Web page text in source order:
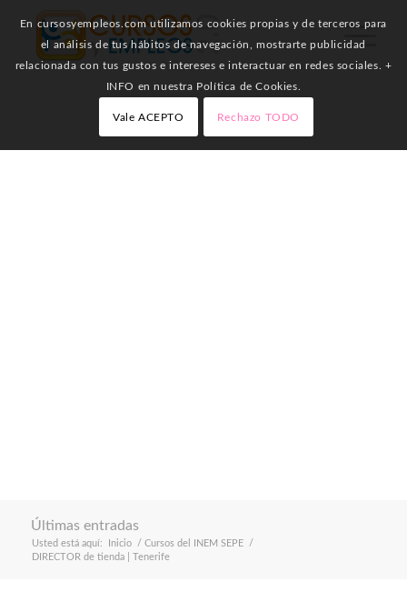
Últimas entradas
Usted está aquí: Inicio / Cursos del INEM SEPE
/
DIRECTOR de tienda | Tenerife
En cursosyempleos.com utilizamos cookies propias y de terceros para
el análisis de tus hábitos de navegación, mostrarte publicidad
relacionada con tus gustos e intereses e interactuar en redes sociales. +
INFO en nuestra Política de Cookies.
Vale ACEPTO Rechazo TODO